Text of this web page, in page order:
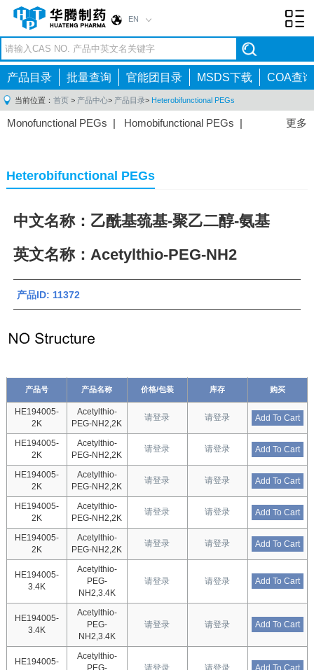
EN
产品目录 批量查询 官能团目录 MSDS下载 COA查询
当前位置： 首页 > 产品中心> 产品目录> Heterobifunctional PEGs
更多
Monofunctional PEGs | Homobifunctional PEGs |
Heterobifunctional PEGs
中文名称：乙酰基巯基-聚乙二醇-氨基
英文名称：Acetylthio-PEG-NH2
产品ID: 11372
产品号 产品名称 价格/包装 库存 购买
HE194005-
2K
Acetylthio-
PEG-NH2,2K
请登录 请登录 Add To Cart
HE194005-
2K
Acetylthio-
PEG-NH2,2K
请登录 请登录 Add To Cart
HE194005-
2K
Acetylthio-
PEG-NH2,2K
请登录 请登录 Add To Cart
HE194005-
2K
Acetylthio-
PEG-NH2,2K
请登录 请登录 Add To Cart
HE194005-
2K
Acetylthio-
PEG-NH2,2K
请登录 请登录 Add To Cart
HE194005-
3.4K
Acetylthio-
PEG-
NH2,3.4K
请登录 请登录 Add To Cart
HE194005-
3.4K
Acetylthio-
PEG-
NH2,3.4K
请登录 请登录 Add To Cart
HE194005-
Acetylthio-